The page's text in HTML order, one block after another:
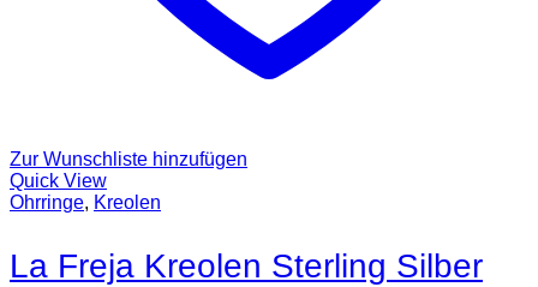
Zur Wunschliste hinzufügen
Quick View
Ohrringe, Kreolen
La Freja Kreolen Sterling Silber